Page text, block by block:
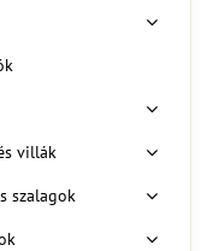
villák
szalagok